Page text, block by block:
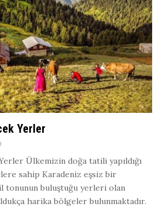
Yerler
Ülkemizin doğa tatili yapıldığı
sahip Karadeniz eşsiz bir
tonunun buluştuğu yerleri olan
harika bölgeler bulunmaktadır.